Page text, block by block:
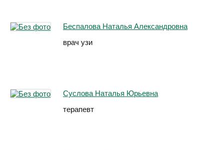
Беспалова Наталья Александровна
врач узи
Суслова Наталья Юрьевна
терапевт